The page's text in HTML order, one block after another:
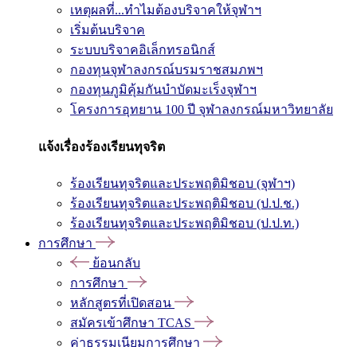
เหตุผลที่...ทำไมต้องบริจาคให้จุฬาฯ
เริ่มต้นบริจาค
ระบบบริจาคอิเล็กทรอนิกส์
กองทุนจุฬาลงกรณ์บรมราชสมภพฯ
กองทุนภูมิคุ้มกันบำบัดมะเร็งจุฬาฯ
โครงการอุทยาน 100 ปี จุฬาลงกรณ์มหาวิทยาลัย
แจ้งเรื่องร้องเรียนทุจริต
ร้องเรียนทุจริตและประพฤติมิชอบ (จุฬาฯ)
ร้องเรียนทุจริตและประพฤติมิชอบ (ป.ป.ช.)
ร้องเรียนทุจริตและประพฤติมิชอบ (ป.ป.ท.)
การศึกษา
ย้อนกลับ
การศึกษา
หลักสูตรที่เปิดสอน
สมัครเข้าศึกษา TCAS
ค่าธรรมเนียมการศึกษา